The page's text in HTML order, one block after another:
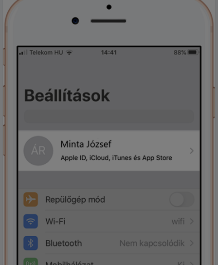
leírása:
1.
lépés